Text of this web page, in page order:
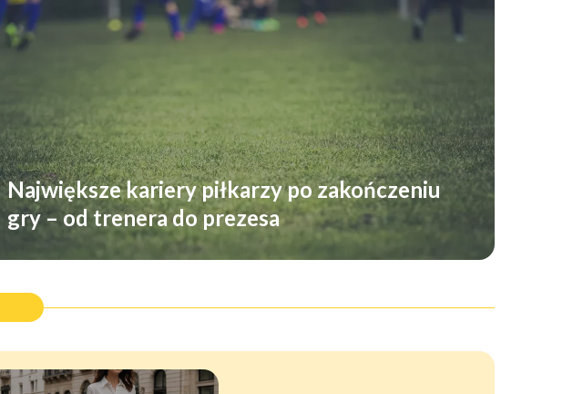
Największe kariery piłkarzy po zakończeniu
gry – od trenera do prezesa